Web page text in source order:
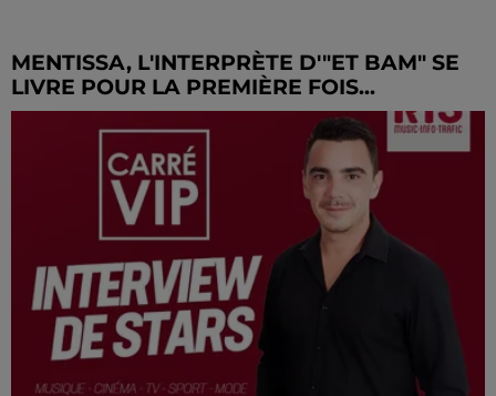
MENTISSA, L'INTERPRÈTE D'"ET BAM" SE
LIVRE POUR LA PREMIÈRE FOIS...